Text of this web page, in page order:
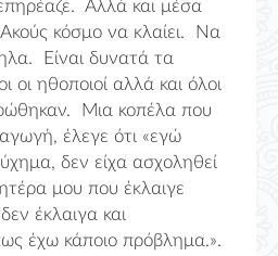
Αλλά και μέσα
κόσμο να κλαίει. Να
Είναι δυνατά τα
οι ηθοποιοί αλλά και όλοι
Μια κοπέλα που
έλεγε ότι «εγώ
δεν είχα ασχοληθεί
μου που έκλαιγε
έκλαιγα και
έχω κάποιο πρόβλημα.».